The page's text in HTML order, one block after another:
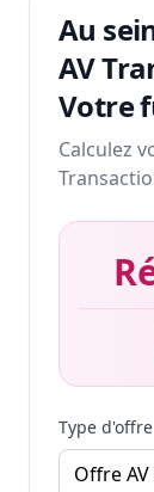
Au
AV
Votre
Calculez
Type d'offre